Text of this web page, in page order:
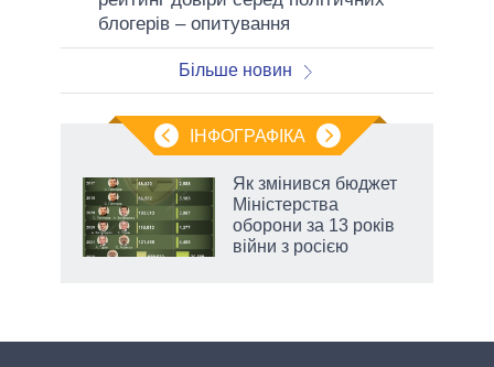
блогерів – опитування
Більше новин
ІНФОГРАФІКА
Як змінився бюджет
Міністерства
оборони за 13 років
війни з росією